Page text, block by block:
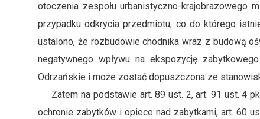
otoczenia zespołu urbanistyczno-krajobrazowego
przypadku odkrycia przedmiotu, co do którego
ustalono, że rozbudowie chodnika wraz z budową
negatywnego wpływu na ekspozycję
Odrzańskie i może zostać dopuszczona ze
Zatem na podstawie art. 89 ust. 2, art. 91 ust. 4
ochronie zabytków i opiece nad zabytkami, art. 60